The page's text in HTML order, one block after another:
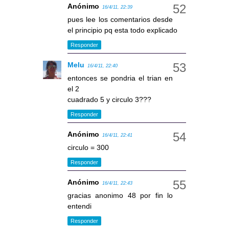
Anónimo 16/4/11, 22:39
pues lee los comentarios desde
el principio pq esta todo explicado
Responder
Melu 16/4/11, 22:40
entonces se pondria el trian en
el 2
cuadrado 5 y circulo 3???
Responder
Anónimo 16/4/11, 22:41
circulo = 300
Responder
Anónimo 16/4/11, 22:43
gracias anonimo 48 por fin lo
entendi
Responder